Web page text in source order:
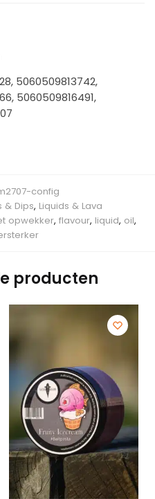
5060509813742,
5060509816491,
config
& Dips, Liquids & Lava
opwekker, flavour, liquid, oil,
producten